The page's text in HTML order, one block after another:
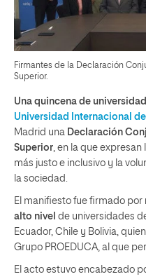
Firmantes de la Declaración
Superior.
Una quincena de
Universidad Internacional de
Madrid una Declaración
Superior , en la que
más justo e inclusivo y la
la sociedad.
El manifiesto fue firmado por
alto nivel de universidades
Ecuador, Chile y Bolivia,
Grupo PROEDUCA, al que
El acto estuvo encabezado